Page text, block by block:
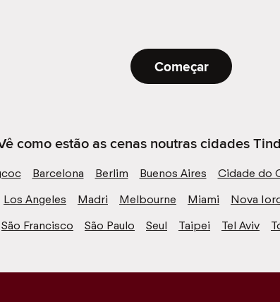
Começar
como estão as cenas noutras cidades
Barcelona Berlim Buenos Aires Cidade do
Los Angeles Madri Melbourne Miami Nova
São Francisco
São Paulo Seul Taipei Tel Aviv